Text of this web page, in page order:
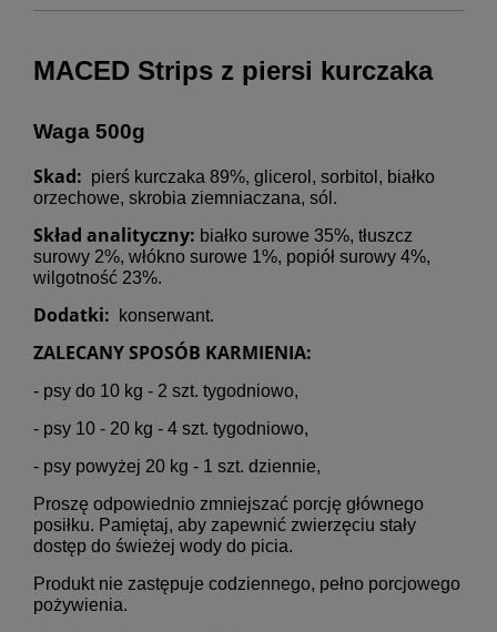
MACED Strips z piersi kurczaka
Waga 500g
Skad: pierś kurczaka 89%, glicerol, sorbitol, białko
orzechowe, skrobia ziemniaczana, sól.
Skład analityczny: białko surowe 35%, tłuszcz
surowy 2%, włókno surowe 1%, popiół surowy 4%,
wilgotność 23%.
Dodatki: konserwant.
ZALECANY SPOSÓB KARMIENIA:
- psy do 10 kg - 2 szt. tygodniowo,
- psy 10 - 20 kg - 4 szt. tygodniowo,
- psy powyżej 20 kg - 1 szt. dziennie,
Proszę odpowiednio zmniejszać porcję głównego
posiłku. Pamiętaj, aby zapewnić zwierzęciu stały
dostęp do świeżej wody do picia.
Produkt nie zastępuje codziennego, pełno porcjowego
pożywienia.